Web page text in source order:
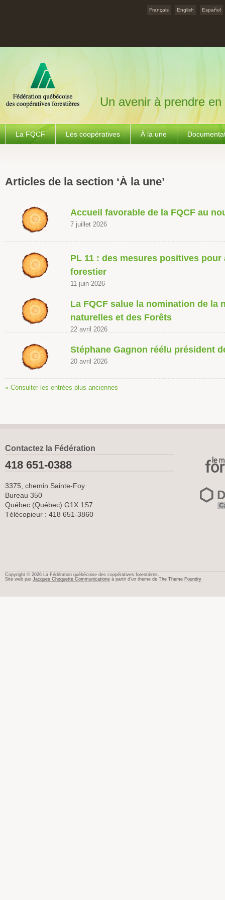
Français English Español
Un avenir à prendre en
La FQCF Les coopératives À la une
Articles de la section ‘À la une’
Accueil favorable de la FQCF au
7 juillet 2026
PL 11 : des mesures positives
forestier
11 juin 2026
La FQCF salue la nomination de la
naturelles et des Forêts
22 avril 2026
Stéphane Gagnon réélu président
20 avril 2026
« Consulter les entrées plus anciennes
Contactez la Fédération
418 651-0388
3375, chemin Sainte-Foy
Bureau 350
Québec (Québec) G1X 1S7
Télécopieur : 418 651-3860
Copyright © 2026 La Fédération québécoise des coopératives forestières.
Site web par Jacques Choquette Communications à partir d’un theme de The Theme Foundry